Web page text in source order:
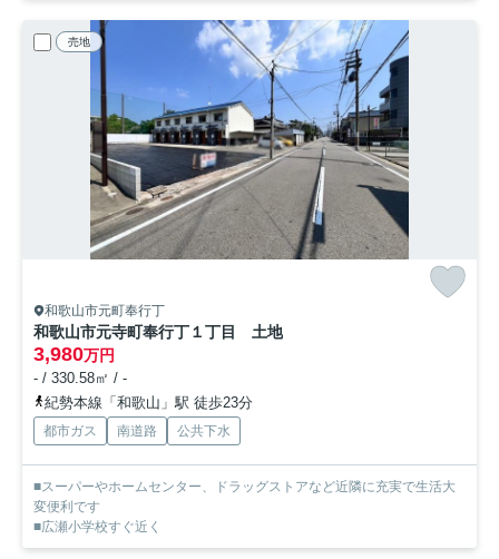
売地
和歌山市元町奉行丁
和歌山市元寺町奉行丁１丁目 土地
3,980万円
- / 330.58㎡ / -
紀勢本線「和歌山」駅 徒歩23分
都市ガス 南道路 公共下水
■スーパーやホームセンター、ドラッグストアなど近隣に充実で生活大
変便利です
■広瀬小学校すぐ近く